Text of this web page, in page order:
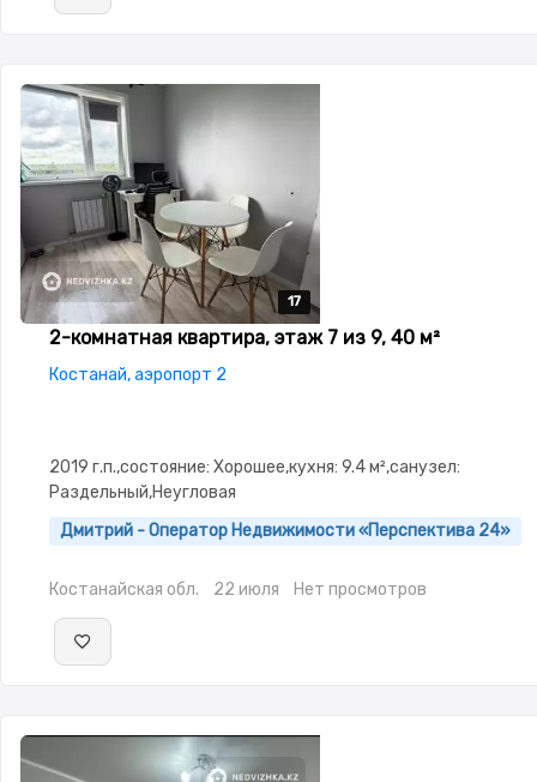
17
17
17
17
17
2-комнатная квартира, этаж 7 из 9, 40 м²
Костанай, аэропорт 2
2019 г.п.,состояние: Хорошее,кухня: 9.4 м²,санузел:
Раздельный,Неугловая
Дмитрий - Оператор Недвижимости «Перспектива 24»
Костанайская обл. 22 июля Нет просмотров